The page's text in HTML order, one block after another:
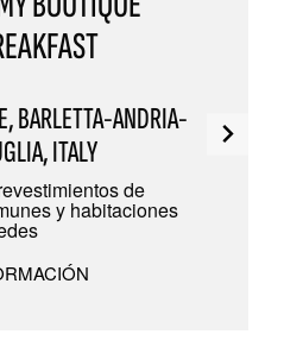
BARLETTA-ANDRIA-
ITALY
de
y habitaciones